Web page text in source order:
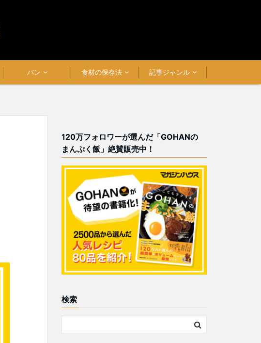
パン 食材の保存法 記事ジャンル
120万フォロワーが選んだ「GOHANの
まんぷく飯」絶賛販売中！
検索